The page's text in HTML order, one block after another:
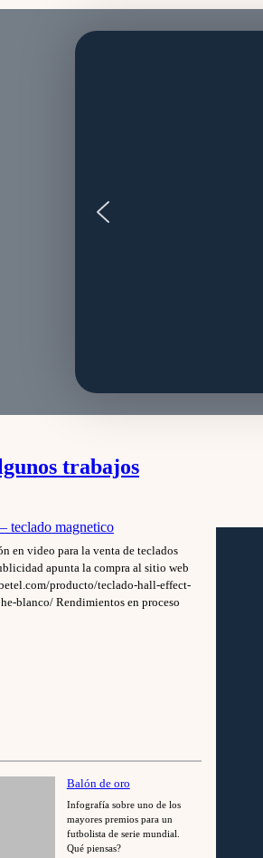
trabajos
teclado magnetico
en video para la venta de teclados
apunta la compra al sitio web
producto/teclado-hall-effect-
blanco/ Rendimientos en proceso
de
de
el
Balón de oro
Infografía sobre uno de los
mayores premios para un
futbolista de serie mundial.
Qué piensas?